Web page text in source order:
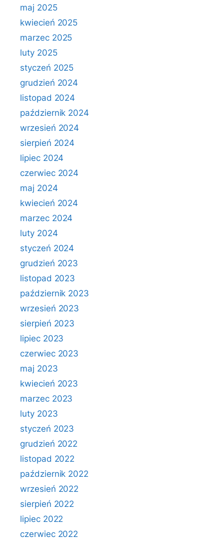
maj 2025
kwiecień 2025
marzec 2025
luty 2025
styczeń 2025
grudzień 2024
listopad 2024
październik 2024
wrzesień 2024
sierpień 2024
lipiec 2024
czerwiec 2024
maj 2024
kwiecień 2024
marzec 2024
luty 2024
styczeń 2024
grudzień 2023
listopad 2023
październik 2023
wrzesień 2023
sierpień 2023
lipiec 2023
czerwiec 2023
maj 2023
kwiecień 2023
marzec 2023
luty 2023
styczeń 2023
grudzień 2022
listopad 2022
październik 2022
wrzesień 2022
sierpień 2022
lipiec 2022
czerwiec 2022